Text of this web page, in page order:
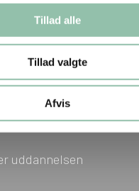
Tillad alle
Tillad valgte
Afvis
uddannelsen